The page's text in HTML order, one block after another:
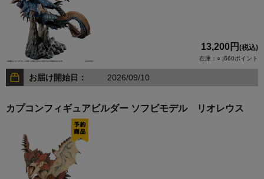
13,200円 (税込)
在庫：○ |660ポイント
お届け開始日： 2026/09/10
カプコンフィギュアビルダー ソフビモデル リオレウス